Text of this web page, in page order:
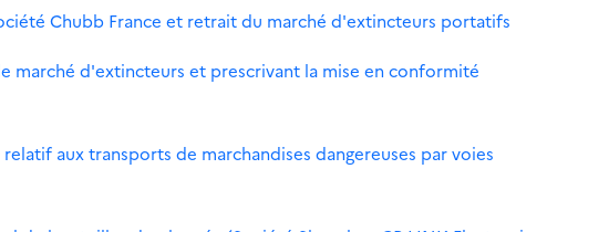
Chubb France et retrait du marché d'extincteurs portatifs
d'extincteurs et prescrivant la mise en conformité
aux transports de marchandises dangereuses par voies